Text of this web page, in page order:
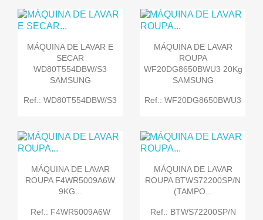
MÁQUINA DE LAVAR E
SECAR
WD80T554DBW/S3
SAMSUNG
Ref.: WD80T554DBW/S3
MÁQUINA DE LAVAR
ROUPA
WF20DG8650BWU3 20Kg
SAMSUNG
Ref.: WF20DG8650BWU3
MÁQUINA DE LAVAR
ROUPA F4WR5009A6W
9KG...
Ref.: F4WR5009A6W
MÁQUINA DE LAVAR
ROUPA BTWS72200SP/N
(TAMPO...
Ref.: BTWS72200SP/N